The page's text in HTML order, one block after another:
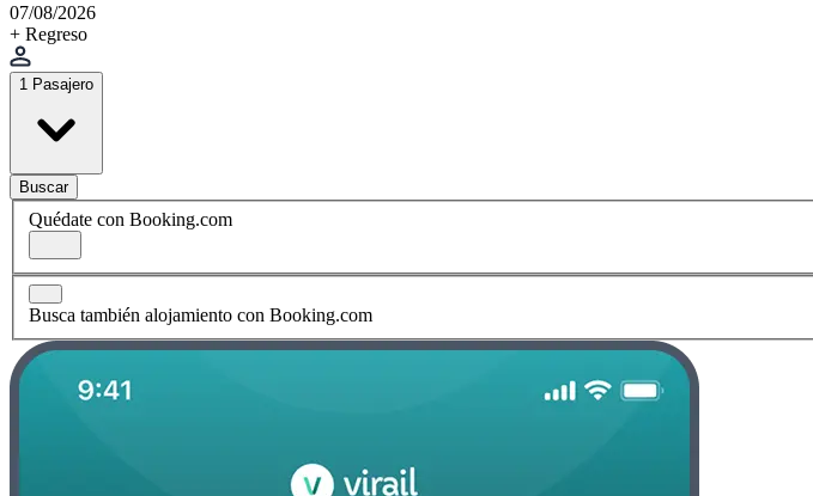
07/08/2026
+ Regreso
1 Pasajero
Buscar
Quédate con Booking.com
Busca también alojamiento con Booking.com